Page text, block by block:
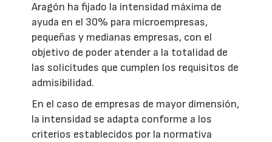
Aragón ha fijado la intensidad máxima de
ayuda en el 30% para microempresas,
pequeñas y medianas empresas, con el
objetivo de poder atender a la totalidad de
las solicitudes que cumplen los requisitos de
admisibilidad.
En el caso de empresas de mayor dimensión,
la intensidad se adapta conforme a los
criterios establecidos por la normativa